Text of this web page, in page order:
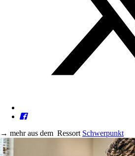
→ mehr aus dem Ressort Schwerpunkt